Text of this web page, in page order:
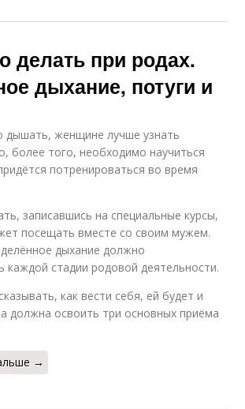
делать при родах.
дыхание, потуги и
дышать, женщине лучше узнать
более того, необходимо научиться
потренироваться во время
записавшись на специальные курсы,
посещать вместе со своим мужем.
дыхание должно
каждой стадии родовой деятельности.
как вести себя, ей будет и
должна освоить три основных приёма
→